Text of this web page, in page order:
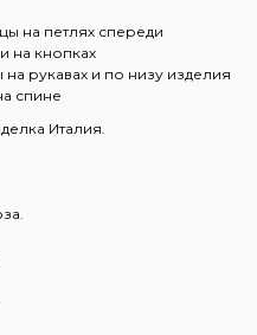
на петлях спереди
на кнопках
рукавах и по низу изделия
спине
Италия.